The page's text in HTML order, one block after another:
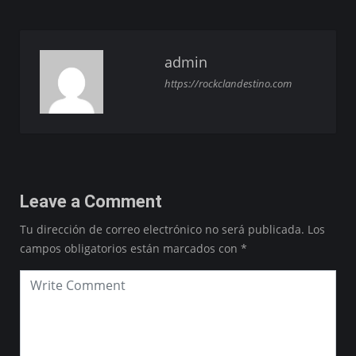
admin
https://rockclandestino.com
Leave a Comment
Tu dirección de correo electrónico no será publicada. Los
campos obligatorios están marcados con *